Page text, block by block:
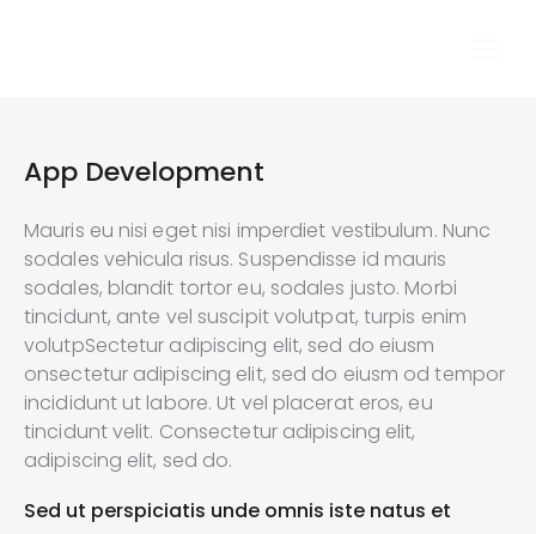
App Development
Mauris eu nisi eget nisi imperdiet vestibulum. Nunc
sodales vehicula risus. Suspendisse id mauris
sodales, blandit tortor eu, sodales justo. Morbi
tincidunt, ante vel suscipit volutpat, turpis enim
volutpSectetur adipiscing elit, sed do eiusm
onsectetur adipiscing elit, sed do eiusm od tempor
incididunt ut labore. Ut vel placerat eros, eu
tincidunt velit. Consectetur adipiscing elit,
adipiscing elit, sed do.
Sed ut perspiciatis unde omnis iste natus et